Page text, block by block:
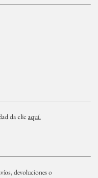
da clic aquí.
devoluciones o